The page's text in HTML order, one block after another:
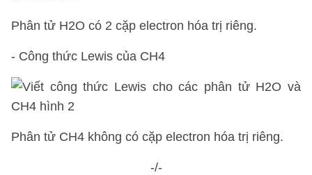
Phân tử H2O có 2 cặp electron hóa trị riêng.
- Công thức Lewis của CH4
Phân tử CH4 không có cặp electron hóa trị riêng.
-/-